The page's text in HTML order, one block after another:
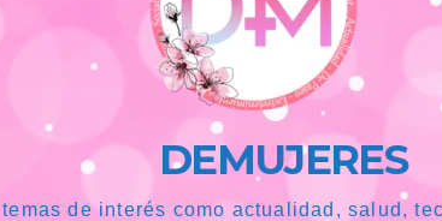
DEMUJERES
de interés como actualidad, salud,